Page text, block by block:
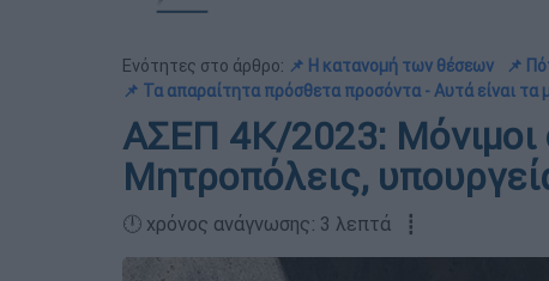
Ενότητες στο άρθρο: 📌 Η κατανομή των θέσεων
📌
📌 Τα απαραίτητα πρόσθετα προσόντα - Αυτά είναι τα
ΑΣΕΠ 4Κ/2023: Μόνιμοι
Μητροπόλεις,
🕛 χρόνος ανάγνωσης: 3 λεπτά ┋